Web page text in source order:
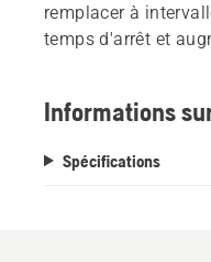
remplacer à
temps d'arrêt et
Informations
Spécifications
Aménagement